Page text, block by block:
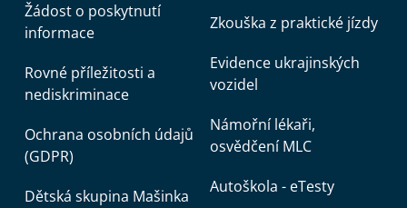
Žádost o poskytnutí
informace
Rovné příležitosti a
nediskriminace
Ochrana osobních údajů
(GDPR)
Dětská skupina Mašinka
Zkouška z praktické jízdy
Evidence ukrajinských
vozidel
Námořní lékaři,
osvědčení MLC
Autoškola - eTesty